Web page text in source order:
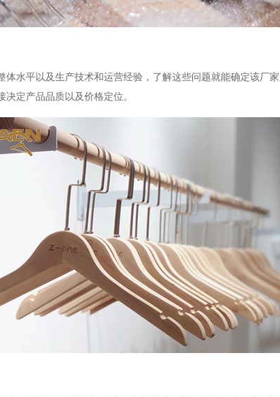
体水平以及生产技术和运营经验，了解这些问题就能确定该厂
定产品品质以及价格定位。